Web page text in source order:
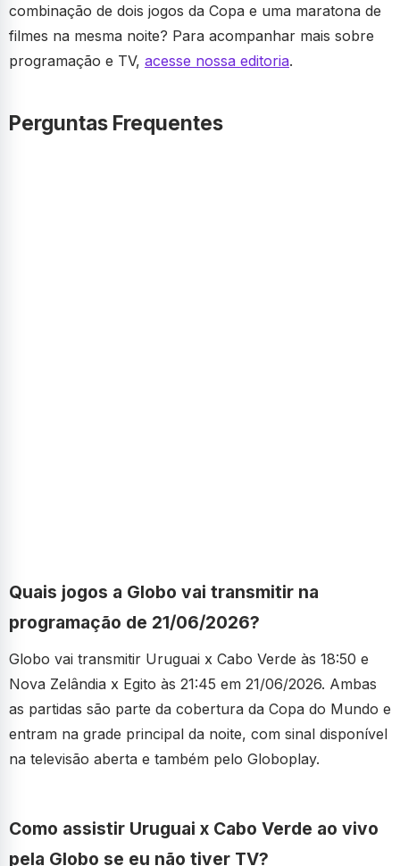
combinação de dois jogos da Copa e uma maratona de
filmes na mesma noite? Para acompanhar mais sobre
programação e TV, acesse nossa editoria.
Perguntas Frequentes
Quais jogos a Globo vai transmitir na
programação de 21/06/2026?
Globo vai transmitir Uruguai x Cabo Verde às 18:50 e
Nova Zelândia x Egito às 21:45 em 21/06/2026. Ambas
as partidas são parte da cobertura da Copa do Mundo e
entram na grade principal da noite, com sinal disponível
na televisão aberta e também pelo Globoplay.
Como assistir Uruguai x Cabo Verde ao vivo
pela Globo se eu não tiver TV?